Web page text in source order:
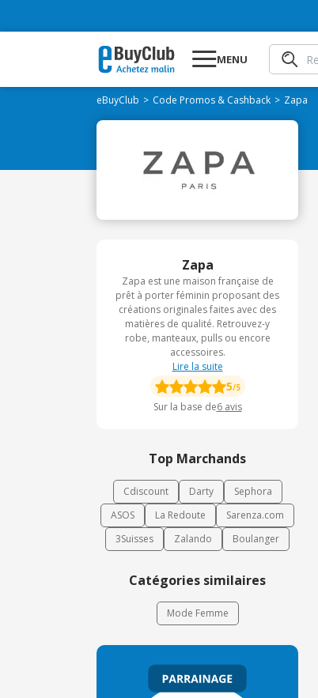
MENU
eBuyClub Code Promos & Cashback Zapa
Zapa
Zapa est une maison française de
prêt à porter féminin proposant des
créations originales faites avec des
matières de qualité. Retrouvez-y
robe, manteaux, pulls ou encore
accessoires.
Lire la suite
5/5
Sur la base de6 avis
Top Marchands
Cdiscount Darty
Sephora
ASOS
La Redoute
Sarenza.com
3Suisses
Zalando Boulanger
Catégories similaires
Mode Femme